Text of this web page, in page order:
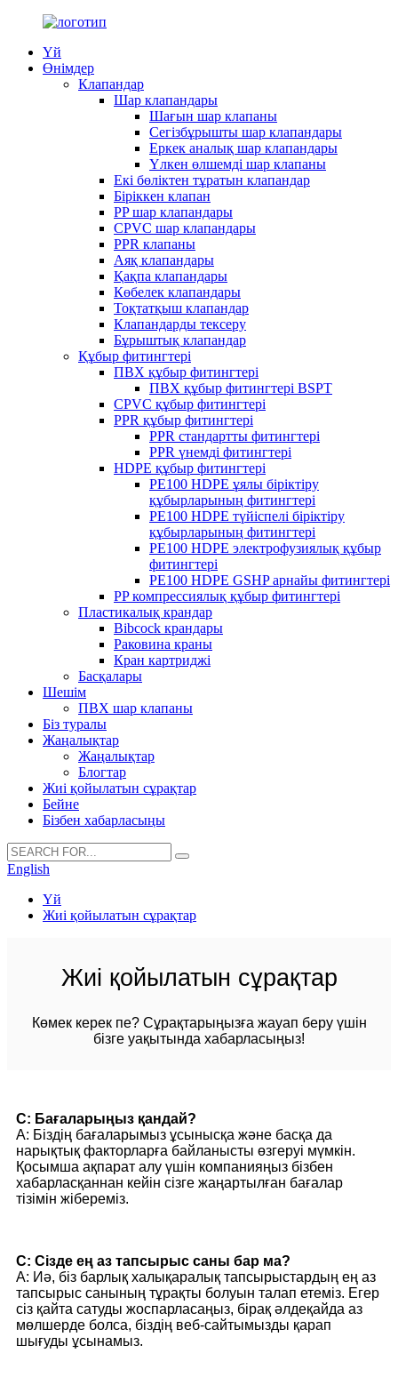
Үй
Өнімдер
Клапандар
Шар клапандары
Шағын шар клапаны
Сегізбұрышты шар клапандары
Еркек аналық шар клапандары
Үлкен өлшемді шар клапаны
Екі бөліктен тұратын клапандар
Біріккен клапан
PP шар клапандары
CPVC шар клапандары
PPR клапаны
Аяқ клапандары
Қақпа клапандары
Көбелек клапандары
Тоқтатқыш клапандар
Клапандарды тексеру
Бұрыштық клапандар
Құбыр фитингтері
ПВХ құбыр фитингтері
ПВХ құбыр фитингтері BSPT
CPVC құбыр фитингтері
PPR құбыр фитингтері
PPR стандартты фитингтері
PPR үнемді фитингтері
HDPE құбыр фитингтері
PE100 HDPE ұялы біріктіру
құбырларының фитингтері
PE100 HDPE түйіспелі біріктіру
құбырларының фитингтері
PE100 HDPE электрофузиялық құбыр
фитингтері
PE100 HDPE GSHP арнайы фитингтері
PP компрессиялық құбыр фитингтері
Пластикалық крандар
Bibcock крандары
Раковина краны
Кран картриджі
Басқалары
Шешім
ПВХ шар клапаны
Біз туралы
Жаңалықтар
Жаңалықтар
Блогтар
Жиі қойылатын сұрақтар
Бейне
Бізбен хабарласыңы
English
Үй
Жиі қойылатын сұрақтар
Жиі қойылатын сұрақтар
Көмек керек пе? Сұрақтарыңызға жауап беру үшін
бізге уақытында хабарласыңыз!
С: Бағаларыңыз қандай?
A: Біздің бағаларымыз ұсынысқа және басқа да
нарықтық факторларға байланысты өзгеруі мүмкін.
Қосымша ақпарат алу үшін компанияңыз бізбен
хабарласқаннан кейін сізге жаңартылған бағалар
тізімін жібереміз.
С: Сізде ең аз тапсырыс саны бар ма?
A: Иә, біз барлық халықаралық тапсырыстардың ең аз
тапсырыс санының тұрақты болуын талап етеміз. Егер
сіз қайта сатуды жоспарласаңыз, бірақ әлдеқайда аз
мөлшерде болса, біздің веб-сайтымызды қарап
шығуды ұсынамыз.